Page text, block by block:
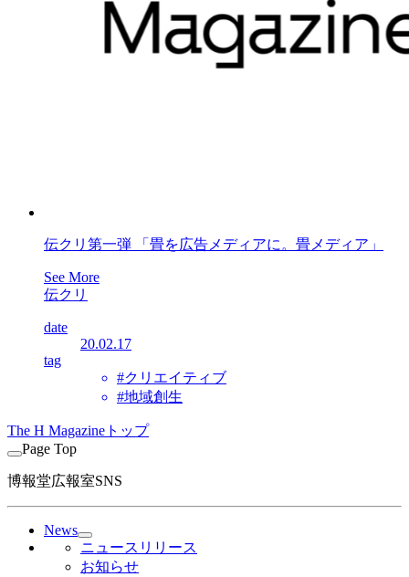
伝クリ第一弾 「畳を広告メディアに。畳メディア」
See More
伝クリ
date
20.02.17
tag
#クリエイティブ
#地域創生
The H Magazineトップ
Page Top
博報堂広報室SNS
News
ニュースリリース
お知らせ